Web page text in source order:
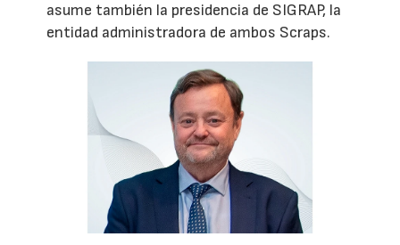
asume también la presidencia de SIGRAP, la
entidad administradora de ambos Scraps.